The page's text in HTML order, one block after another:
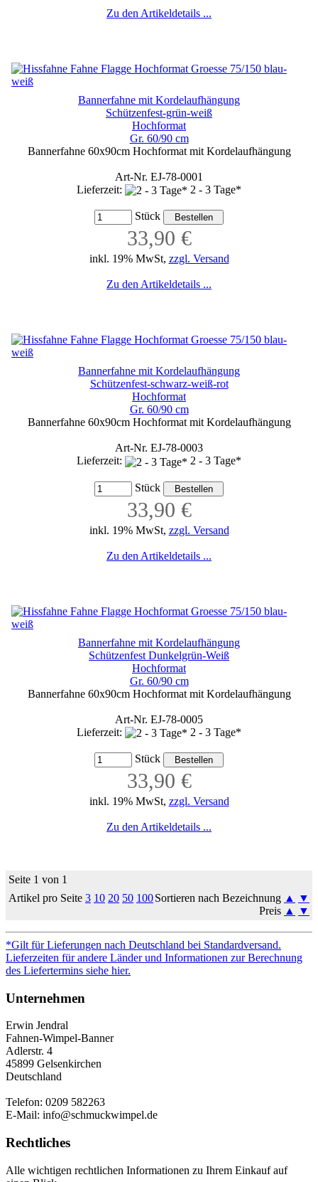
Zu den Artikeldetails ...
Bannerfahne mit Kordelaufhängung
Schützenfest-grün-weiß
Hochformat
Gr. 60/90 cm
Bannerfahne 60x90cm Hochformat mit Kordelaufhängung
Art-Nr. EJ-78-0001
Lieferzeit:
2 - 3 Tage*
Stück
33,90 €
inkl. 19% MwSt, zzgl. Versand
Zu den Artikeldetails ...
Bannerfahne mit Kordelaufhängung
Schützenfest-schwarz-weiß-rot
Hochformat
Gr. 60/90 cm
Bannerfahne 60x90cm Hochformat mit Kordelaufhängung
Art-Nr. EJ-78-0003
Lieferzeit:
2 - 3 Tage*
Stück
33,90 €
inkl. 19% MwSt, zzgl. Versand
Zu den Artikeldetails ...
Bannerfahne mit Kordelaufhängung
Schützenfest Dunkelgrün-Weiß
Hochformat
Gr. 60/90 cm
Bannerfahne 60x90cm Hochformat mit Kordelaufhängung
Art-Nr. EJ-78-0005
Lieferzeit:
2 - 3 Tage*
Stück
33,90 €
inkl. 19% MwSt, zzgl. Versand
Zu den Artikeldetails ...
Seite 1 von 1
Artikel pro Seite 3 10 20 50 100Sortieren nach Bezeichnung ▲
▼
Preis ▲ ▼
*Gilt für Lieferungen nach Deutschland bei Standardversand.
Lieferzeiten für andere Länder und Informationen zur Berechnung
des Liefertermins siehe hier.
Unternehmen
Erwin Jendral
Fahnen-Wimpel-Banner
Adlerstr. 4
45899 Gelsenkirchen
Deutschland
Telefon: 0209 582263
E-Mail: info@schmuckwimpel.de
Rechtliches
Alle wichtigen rechtlichen Informationen zu Ihrem Einkauf auf